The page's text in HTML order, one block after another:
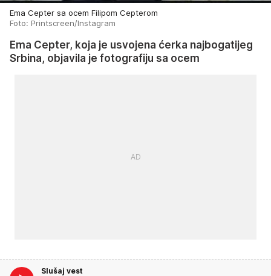
Ema Cepter sa ocem Filipom Cepterom
Foto: Printscreen/Instagram
Ema Cepter, koja je usvojena ćerka najbogatijeg
Srbina, objavila je fotografiju sa ocem
Slušaj vest